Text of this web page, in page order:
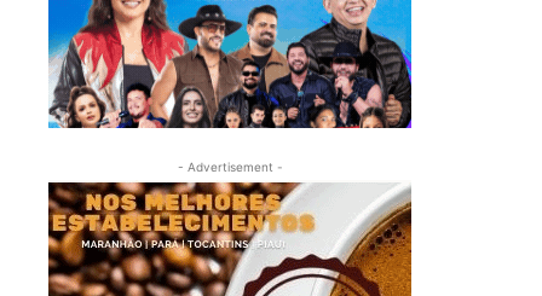
- Advertisement -